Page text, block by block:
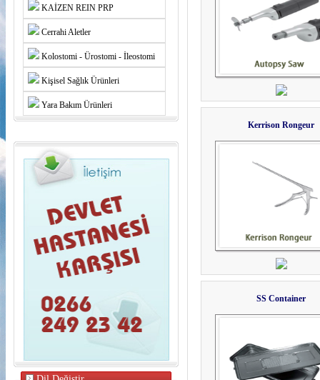
KAİZEN REIN PRP
Cerrahi Aletler
Kolostomi - Ürostomi - İleostomi
Kişisel Sağlık Ürünleri
Yara Bakım Ürünleri
Kerrison Rongeur
SS Container